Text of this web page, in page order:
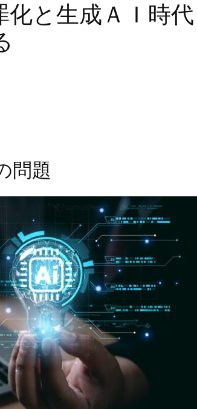
化と生成ＡＩ時代
問題